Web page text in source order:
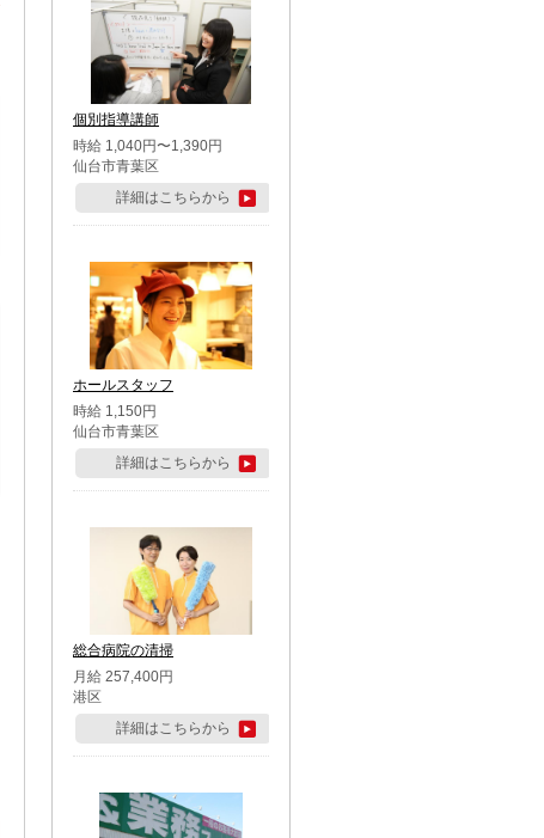
個別指導講師
時給 1,040円〜1,390円
仙台市青葉区
詳細はこちらから
ホールスタッフ
時給 1,150円
仙台市青葉区
詳細はこちらから
総合病院の清掃
月給 257,400円
港区
詳細はこちらから